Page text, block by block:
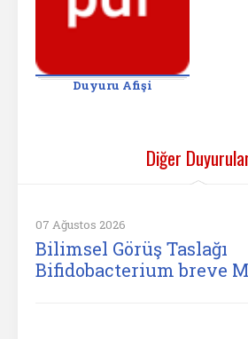
Duyuru Afişi
Diğer
07 Ağustos 2026
Bilimsel Görüş Taslağı
Bifidobacterium breve